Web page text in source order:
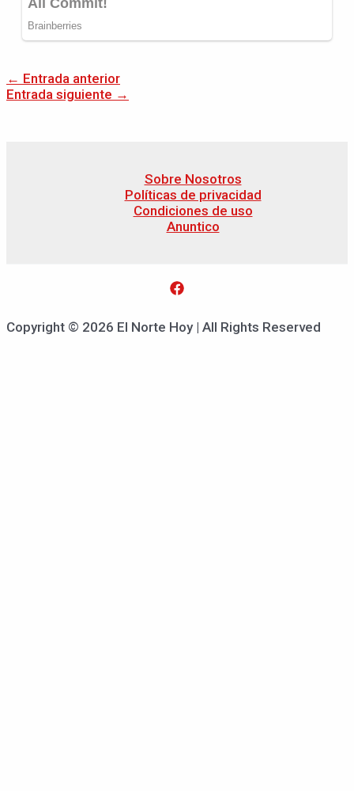
← Entrada anterior
Entrada siguiente →
Sobre Nosotros
Políticas de privacidad
Condiciones de uso
Anuntico
Copyright © 2026 El Norte Hoy | All Rights Reserved